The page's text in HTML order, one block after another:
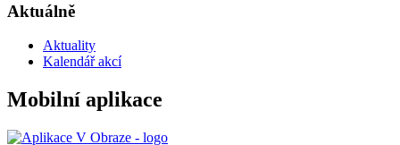
Aktuálně
Aktuality
Kalendář akcí
Mobilní aplikace